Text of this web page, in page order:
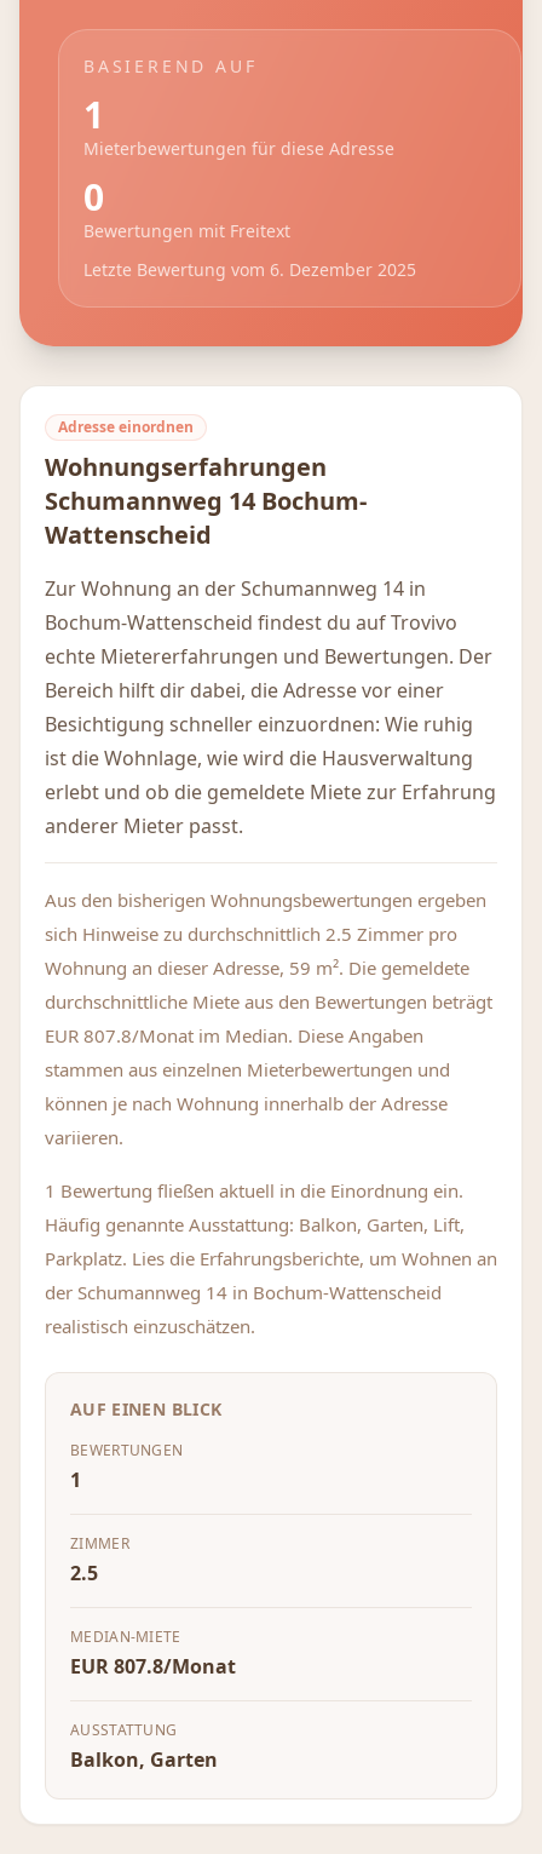
BASIEREND AUF
1
Mieterbewertungen für diese Adresse
0
Bewertungen mit Freitext
Letzte Bewertung vom 6. Dezember 2025
Adresse einordnen
Wohnungserfahrungen
Schumannweg 14 Bochum-
Wattenscheid
Zur Wohnung an der Schumannweg 14 in
Bochum-Wattenscheid findest du auf Trovivo
echte Mietererfahrungen und Bewertungen. Der
Bereich hilft dir dabei, die Adresse vor einer
Besichtigung schneller einzuordnen: Wie ruhig
ist die Wohnlage, wie wird die Hausverwaltung
erlebt und ob die gemeldete Miete zur Erfahrung
anderer Mieter passt.
Aus den bisherigen Wohnungsbewertungen ergeben
sich Hinweise zu durchschnittlich 2.5 Zimmer pro
Wohnung an dieser Adresse, 59 m². Die gemeldete
durchschnittliche Miete aus den Bewertungen beträgt
EUR 807.8/Monat im Median. Diese Angaben
stammen aus einzelnen Mieterbewertungen und
können je nach Wohnung innerhalb der Adresse
variieren.
1 Bewertung fließen aktuell in die Einordnung ein.
Häufig genannte Ausstattung: Balkon, Garten, Lift,
Parkplatz. Lies die Erfahrungsberichte, um Wohnen an
der Schumannweg 14 in Bochum-Wattenscheid
realistisch einzuschätzen.
AUF EINEN BLICK
BEWERTUNGEN
1
ZIMMER
2.5
MEDIAN-MIETE
EUR 807.8/Monat
AUSSTATTUNG
Balkon, Garten